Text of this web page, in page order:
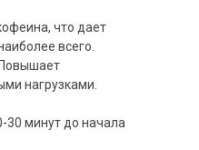
что дает
всего.
нагрузками.
30 минут до начала